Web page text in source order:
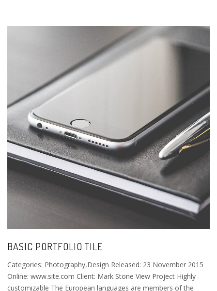
BASIC PORTFOLIO TILE
Categories: Photography,Design Released: 23 November 2015
Online: www.site.com Client: Mark Stone View Project Highly
customizable The European languages are members of the